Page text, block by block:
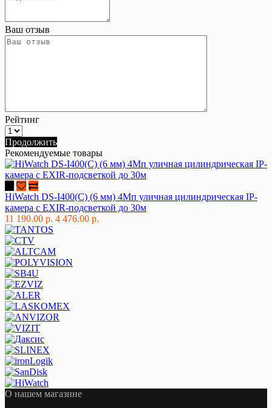
Ваш отзыв
Рейтинг
Продолжить
Рекомендуемые товары
HiWatch DS-I400(C) (6 мм) 4Мп уличная цилиндрическая IP-
камера с EXIR-подсветкой до 30м
11 190.00 р. 4 476.00 р.
О нашем магазине